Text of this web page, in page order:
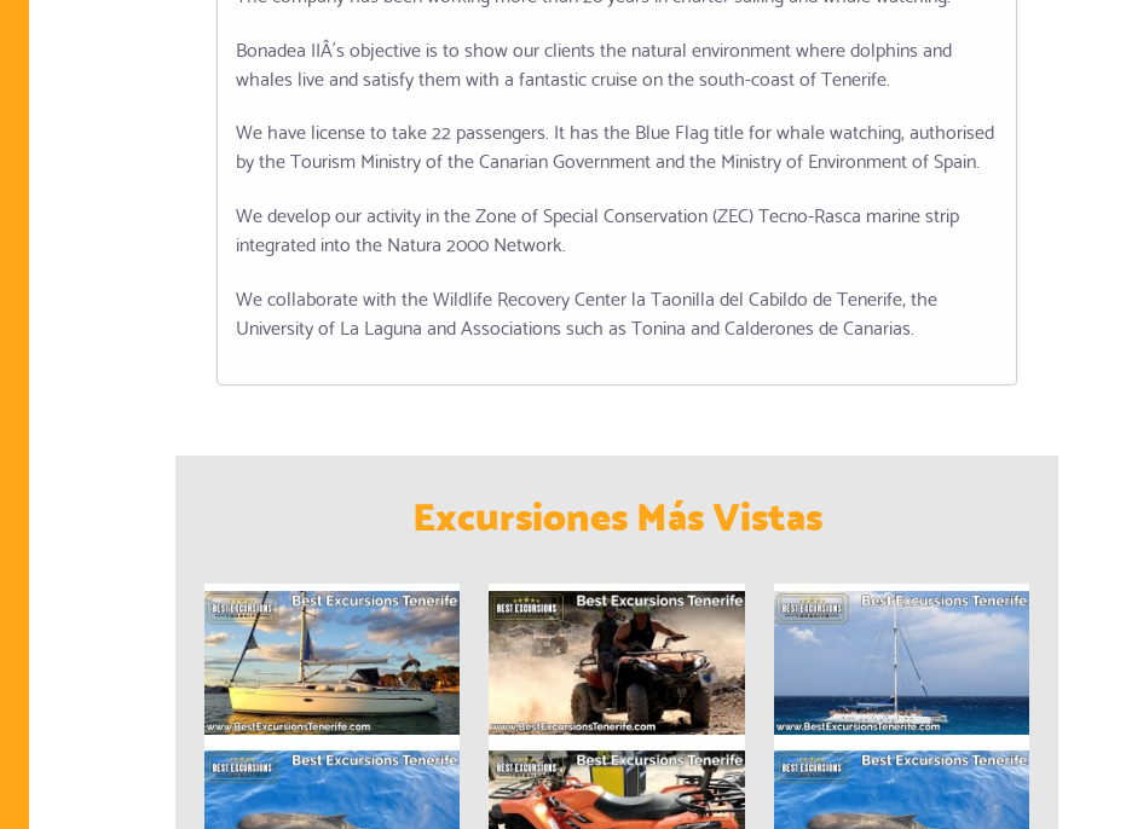
Bonadea IIÂ´s objective is to show our clients the natural environment where dolphins and
whales live and satisfy them with a fantastic cruise on the south-coast of Tenerife.
We have license to take 22 passengers. It has the Blue Flag title for whale watching, authorised
by the Tourism Ministry of the Canarian Government and the Ministry of Environment of Spain.
We develop our activity in the Zone of Special Conservation (ZEC) Tecno-Rasca marine strip
integrated into the Natura 2000 Network.
We collaborate with the Wildlife Recovery Center la Taonilla del Cabildo de Tenerife, the
University of La Laguna and Associations such as Tonina and Calderones de Canarias.
Excursiones Más Vistas